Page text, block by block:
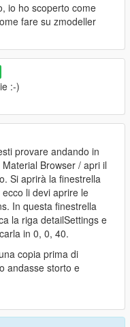
io ho scoperto come
fare su zmodeller
:-)
provare andando in
Browser / apri il
Si aprirà la finestrella
li devi aprire le
In questa finestrella
la riga detailSettings e
in 0, 0, 40.
copia prima di
andasse storto e